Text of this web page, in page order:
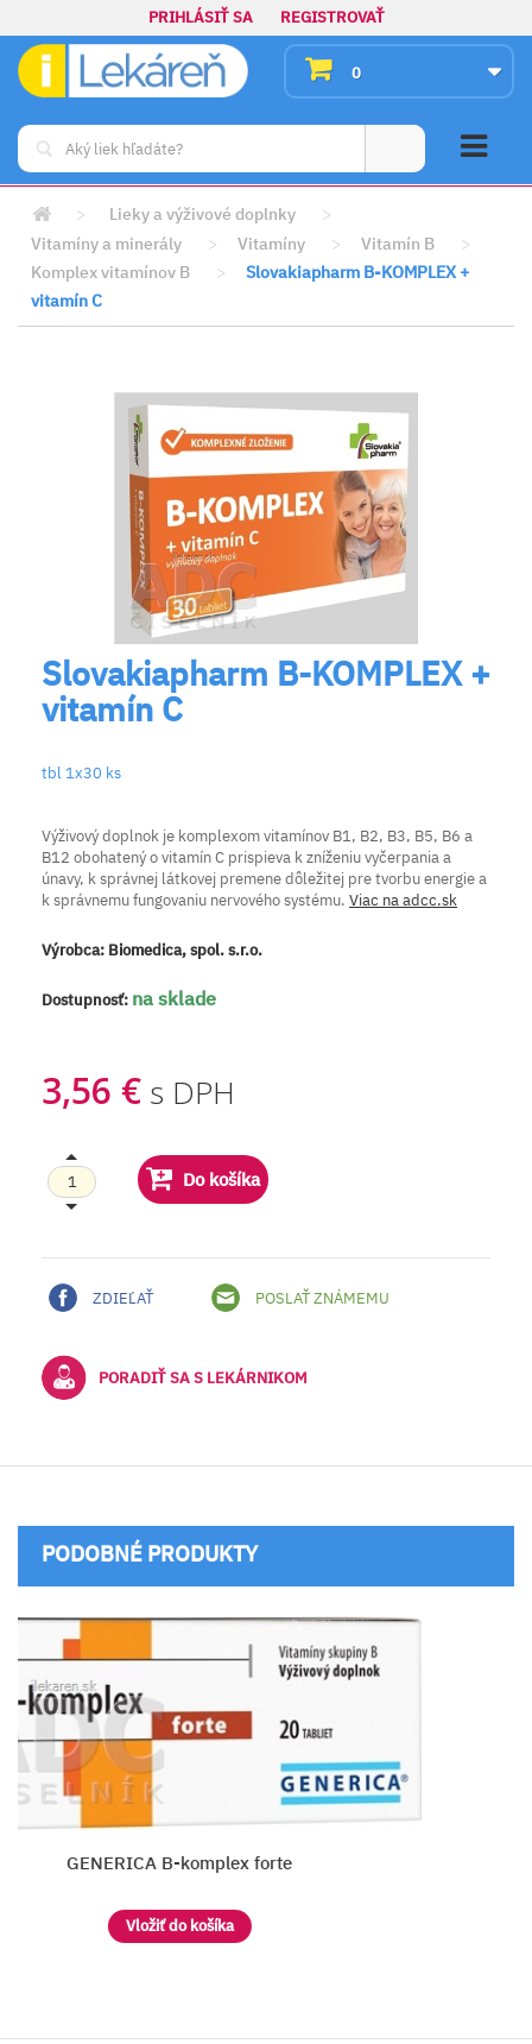
PRIHLÁSIŤ SA REGISTROVAŤ
0
> Lieky a výživové doplnky
>
Vitamíny a minerály
> Vitamíny > Vitamín B
>
Komplex vitamínov B
>
Slovakiapharm B-KOMPLEX +
vitamín C
Slovakiapharm B-KOMPLEX +
vitamín C
tbl 1x30 ks
Výživový doplnok je komplexom vitamínov B1, B2, B3, B5, B6 a
B12 obohatený o vitamín C prispieva k zníženiu vyčerpania a
únavy, k správnej látkovej premene dôležitej pre tvorbu energie a
k správnemu fungovaniu nervového systému. Viac na adcc.sk
Výrobca: Biomedica, spol. s.r.o.
Dostupnosť: na sklade
3,56 € s DPH
Do košíka
ZDIEĽAŤ POSLAŤ ZNÁMEMU
PORADIŤ SA S LEKÁRNIKOM
PODOBNÉ PRODUKTY
GENERICA B-komplex forte
Vložiť do košíka